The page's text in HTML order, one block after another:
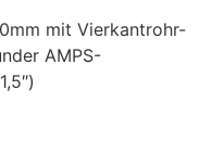
mit Vierkantrohr-
AMPS-